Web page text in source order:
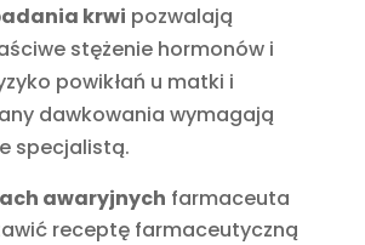
krwi pozwalają
stężenie hormonów i
powikłań u matki i
dawkowania wymagają
specjalistą.
awaryjnych farmaceuta
receptę farmaceutyczną